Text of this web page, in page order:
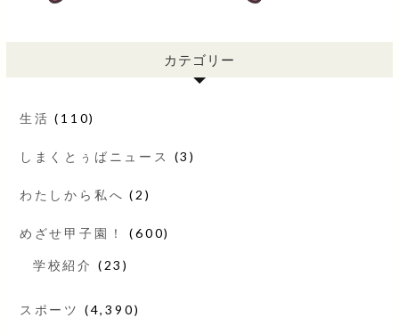
カテゴリー
生活 (110)
しまくとぅばニュース (3)
わたしから私へ (2)
めざせ甲子園！ (600)
学校紹介 (23)
スポーツ (4,390)